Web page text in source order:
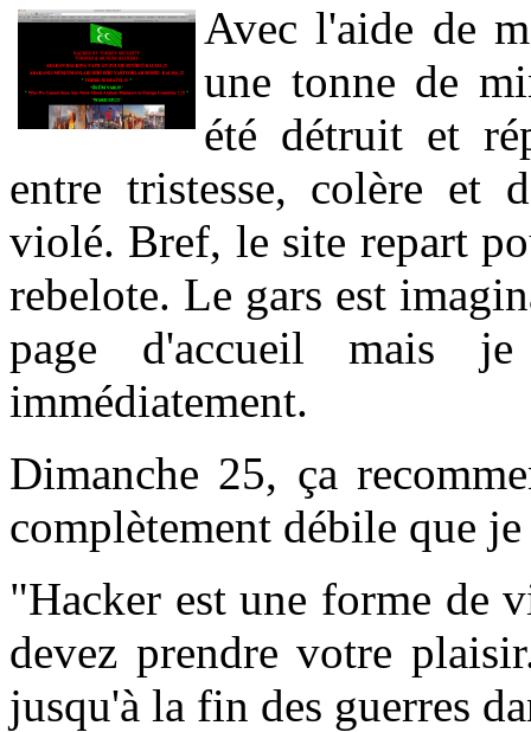
Avec l'aide de
une tonne de
été détruit et
entre tristesse, colère et
violé. Bref, le site repart
rebelote. Le gars est
page d'accueil mais
immédiatement.
Dimanche 25, ça
complètement débile que
"Hacker est une forme de
devez prendre votre
jusqu'à la fin des guerres